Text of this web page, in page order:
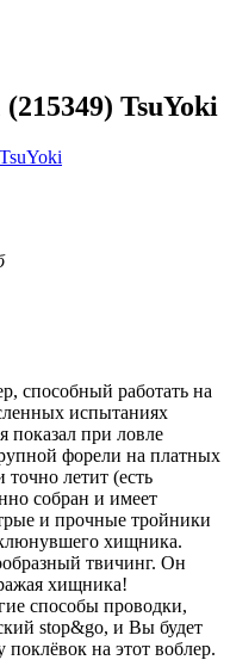
TsuYoki
способный работать на
испытаниях
показал при ловле
форели на платных
летит (есть
собран и имеет
и прочные тройники
хищника.
твичинг. Он
хищника!
способы проводки,
stop&go, и Вы будет
на этот воблер.